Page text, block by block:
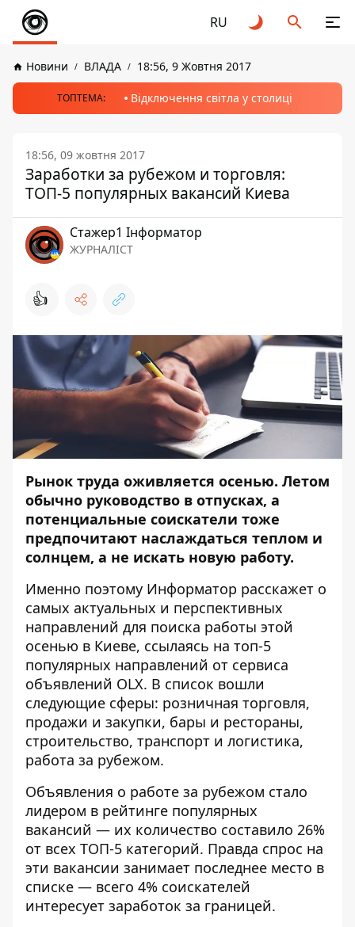
RU
Новини ВЛАДА 18:56, 9 Жовтня 2017
ТОПТЕМА: Відключення світла у столиці
18:56, 09 жовтня 2017
Заработки за рубежом и торговля:
ТОП-5 популярных вакансий Киева
Стажер1 Інформатор
ЖУРНАЛІСТ
👍
Рынок труда оживляется осенью. Летом
обычно руководство в отпусках, а
потенциальные соискатели тоже
предпочитают наслаждаться теплом и
солнцем, а не искать новую работу.
Именно поэтому Информатор расскажет о
самых актуальных и перспективных
направлений для поиска работы этой
осенью в Киеве, ссылаясь на топ-5
популярных направлений от сервиса
объявлений OLX. В список вошли
следующие сферы: розничная торговля,
продажи и закупки, бары и рестораны,
строительство, транспорт и логистика,
работа за рубежом.
Объявления о работе за рубежом стало
лидером в рейтинге популярных
вакансий — их количество составило 26%
от всех ТОП-5 категорий. Правда спрос на
эти вакансии занимает последнее место в
списке — всего 4% соискателей
интересует заработок за границей.